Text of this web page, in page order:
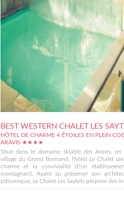
BEST WESTERN CHALET LES
HÔTEL DE CHARME 4 ÉTOILES EN PLEIN
ARAVIS ★★★★
Situé dans le domaine skiable des Aravis,
village du Grand Bornand, l'hôtel Le Chalet
charme et la convivialité d?un
montagnard. Ayant su préserver son
pittoresque, Le Chalet Les Saytels propose des